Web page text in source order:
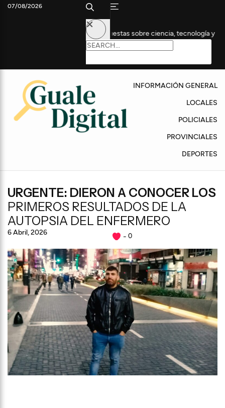
con propuestas sobre ciencia, tecnología y empleo
07/08/2026
INFORMACIÓN GENERAL
LOCALES
POLICIALES
PROVINCIALES
DEPORTES
URGENTE: DIERON A CONOCER LOS
PRIMEROS RESULTADOS DE LA
AUTOPSIA DEL ENFERMERO
6 Abril, 2026 0